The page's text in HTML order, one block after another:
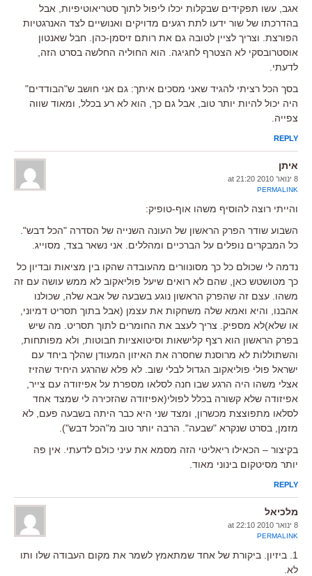
אגב, עשו תפקידים שבקלות יכלו ליפול לתוך סטריאוטיפיות, אבל
בהדרכתו של שור ידעו לתת רגעים מדויקים ואנושיים לצד האנרגטיות
הפורצת. וצריך לציין לטובה גם את רותם זיסמן-כהן. חבל שאנטון
אוסטרובסקי לא הצטרף לחגיגה. הוא החוליה החלשה בסרט הזה,
לדעתי.
בסך הכל רציתי להגיד שאני מסכים איתך: גם אני חושב ש"הבודדים"
היה יכול להיות יותר טוב, אבל גם כך, הוא לא רע בכלל, ומאוד שווה
צפייה.
REPLY
איתן
8 ינואר 2010 at 21:20
PERMALINK
והייתי רוצה להוסיף משהו אוף-טופיק:
השבוע שודר הפרק הראשון של העונה השנייה של הסדרה "הכל דבש".
כל המבקרים נופלים על הברכיים ומהללים. אני נשאר בצד, מסוייג.
נדמה לי שכולם כל כך מסונוורים מהעובדה שהקו בין מציאות ובדיון כל
כך מטושטש כאן, שהם לא רואים שיעל פוליאקוב לא ממש עושה עם זה
משהו. עצם זה שהפרק הראשון נוגע בשבעה של אבא שלה, שכולנו
אהבנו, והיא ואמא שלה משחקות את עצמן (אבל בתוך תסריט דמיוני,
או שלא)לא מספיק. צריך לעצב את החומרים לתוך תסריט. מה שיש
בפרק הראשון הוא רצף קלישאות וסיטואציות חבוטות, ולא מפותחות,
והשתוללות לא מרוסנת שחסרה את האיזון המעודן שהלך ביחד עם
ישראל פולי פוליאקוב הגדול לבלי שוב. לא פלא שהרגע היחיד שהזיז
אצלי משהו היה הרגע שבו חנה לסלאו מספרת על אפיזודה עם צייר,
אפיזודה שלא קשורה בכלל לפולי(אפיזודה שהזכירה לי שמצד אחד
לסלאו מתפוצצת מכשרון, ומצד שני היא כבר היתה בשבעה פעם, לא
מזמן, בסרט שנקרא "שבעה". הרבה יותר טוב מ"הכל דבש").
בקיצור – הכאילו ריאליטי הזה מסמא את עיני כולם לדעתי. אין פה
יותר מסיטקום בינוני מאוד.
REPLY
מלכיאל
8 ינואר 2010 at 22:10
PERMALINK
1. ביזיון. ביקורת של אחד שמתאמץ לשמר את מקום העבודה שלו ותו
לא.